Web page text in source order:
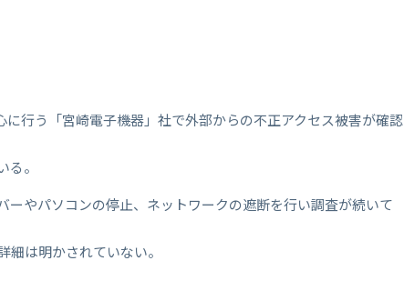
行う「宮崎電子機器」社で外部からの不正アクセス被害が確認
。
やパソコンの停止、ネットワークの遮断を行い調査が続いて
は明かされていない。